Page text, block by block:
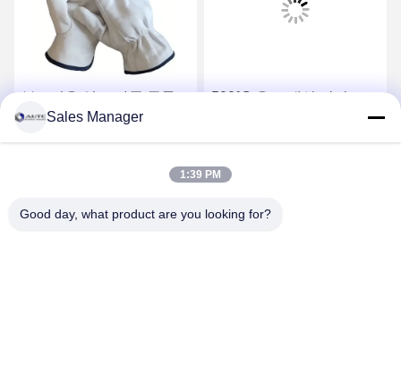
부드러운 염소 가죽 곡물
가죽 운전용 PPE 건설 산
업용 안전 장갑
최상의 가격을 얻으세요
500°C 온도 내성 장갑
1000°C 방사선 내성 열 내
성 장갑 보호 장갑
최상의 가격을 얻으세요
Sales Manager
1:39 PM
Good day, what product are you looking for?